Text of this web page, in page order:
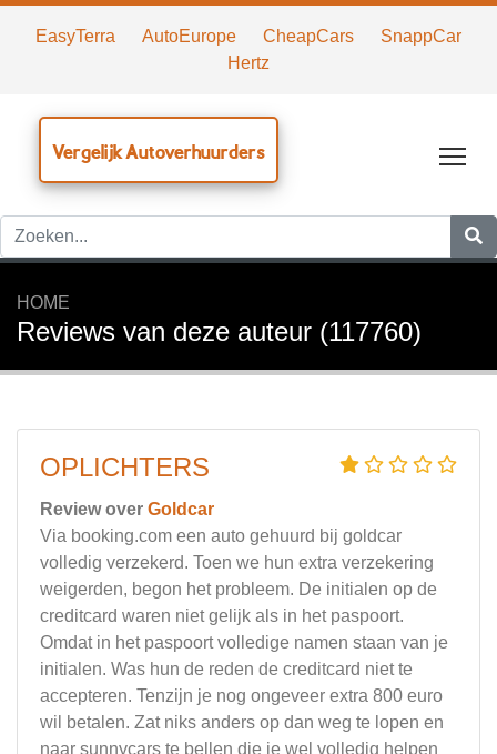
EasyTerra AutoEurope CheapCars
SnappCar
Hertz
Vergelijk Autoverhuurders
HOME
Reviews van deze auteur (117760)
OPLICHTERS
Review over Goldcar
Via booking.com een auto gehuurd bij goldcar
volledig verzekerd. Toen we hun extra verzekering
weigerden, begon het probleem. De initialen op de
creditcard waren niet gelijk als in het paspoort.
Omdat in het paspoort volledige namen staan van je
initialen. Was hun de reden de creditcard niet te
accepteren. Tenzijn je nog ongeveer extra 800 euro
wil betalen. Zat niks anders op dan weg te lopen en
naar sunnycars te bellen die je wel volledig helpen